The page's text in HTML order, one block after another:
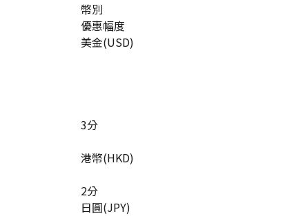
幣別
優惠幅度
美金(USD)
3分
港幣(HKD)
2分
日圓(JPY)